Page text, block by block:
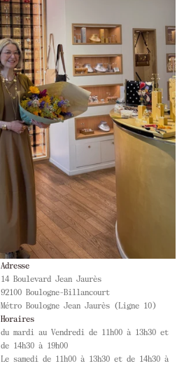
Adresse
14 Boulevard Jean Jaurès
92100 Boulogne-Billancourt
Métro Boulogne Jean Jaurès (Ligne 10)
Horaires
du mardi au Vendredi de 11h00 à 13h30 et
de 14h30 à 19h00
Le samedi de 11h00 à 13h30 et de 14h30 à